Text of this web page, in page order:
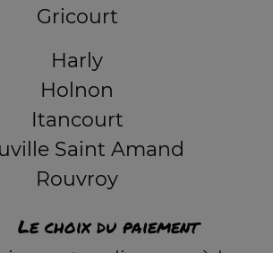
Gricourt
Harly
Holnon
Itancourt
Saint Amand
Rouvroy
Le choix du paiement